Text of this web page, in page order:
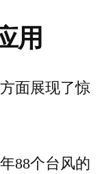
用
面展现了惊
88个台风的